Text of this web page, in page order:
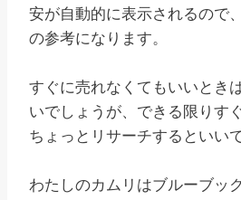
安が自動的に表示されるので
の参考になります。
すぐに売れなくてもいいとき
いでしょうが、できる限りす
ちょっとリサーチするといい
わたしのカムリはブルーブッ